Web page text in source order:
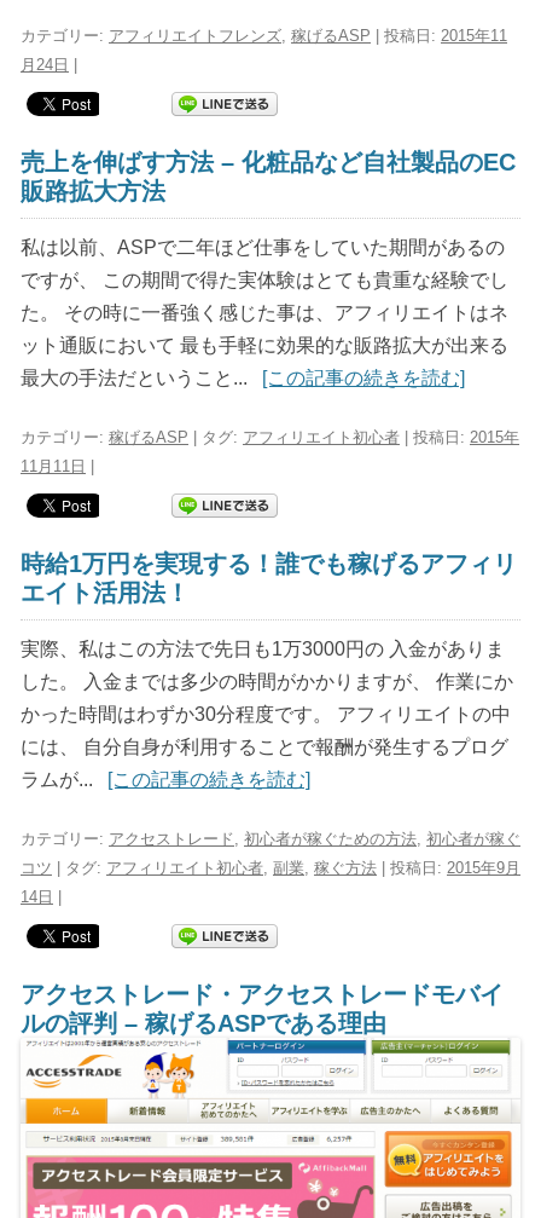
カテゴリー: アフィリエイトフレンズ 稼げるASP | 投稿日: 2015年11
月24日
売上を伸ばす方法 – 化粧品など自社製品のEC
販路拡大方法
私は以前、ASPで二年ほど仕事をしていた期間があるの
ですが、 この期間で得た実体験はとても貴重な経験でし
た。 その時に一番強く感じた事は、アフィリエイトはネ
ット通販において 最も手軽に効果的な販路拡大が出来る
最大の手法だということ...
[この記事の続きを読む]
カテゴリー: 稼げるASP | タグ: アフィリエイト初心者 | 投稿日: 2015年
11月11日
時給1万円を実現する！誰でも稼げるアフィリ
エイト活用法！
実際、私はこの方法で先日も1万3000円の 入金がありま
した。 入金までは多少の時間がかかりますが、 作業にか
かった時間はわずか30分程度です。 アフィリエイトの中
には、 自分自身が利用することで報酬が発生するプログ
ラムが...
[この記事の続きを読む]
カテゴリー: アクセストレード 初心者が稼ぐための方法 初心者が稼ぐ
コツ | タグ: アフィリエイト初心者 副業 稼ぐ方法 | 投稿日: 2015年9月
14日
アクセストレード・アクセストレードモバイ
ルの評判 – 稼げるASPである理由